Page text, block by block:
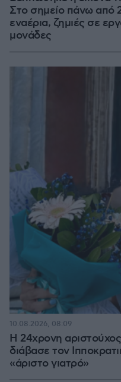
Στο σημείο πάνω από
εναέρια, ζημιές σε
μονάδες
Η 24χρονη
διάβασε τον
«άριστο γιατρό»
10.08.2026, 08:09